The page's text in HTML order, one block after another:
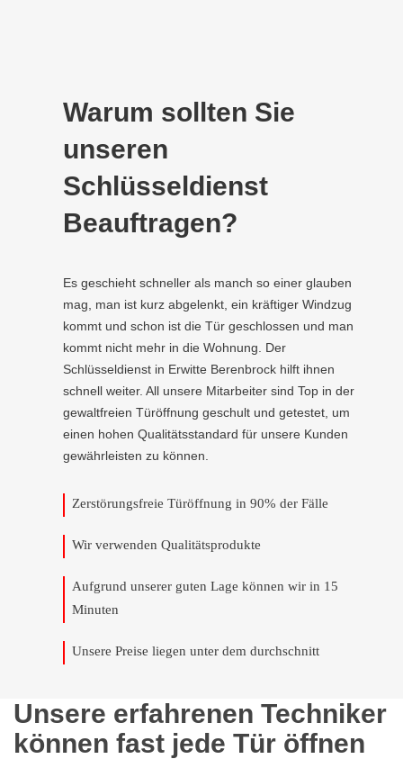
Warum sollten Sie
unseren
Schlüsseldienst
Beauftragen?
Es geschieht schneller als manch so einer glauben
mag, man ist kurz abgelenkt, ein kräftiger Windzug
kommt und schon ist die Tür geschlossen und man
kommt nicht mehr in die Wohnung. Der
Schlüsseldienst in Erwitte Berenbrock hilft ihnen
schnell weiter. All unsere Mitarbeiter sind Top in der
gewaltfreien Türöffnung geschult und getestet, um
einen hohen Qualitätsstandard für unsere Kunden
gewährleisten zu können.
Zerstörungsfreie Türöffnung in 90% der Fälle
Wir verwenden Qualitätsprodukte
Aufgrund unserer guten Lage können wir in 15
Minuten
Unsere Preise liegen unter dem durchschnitt
Unsere erfahrenen Techniker
können fast jede Tür öffnen